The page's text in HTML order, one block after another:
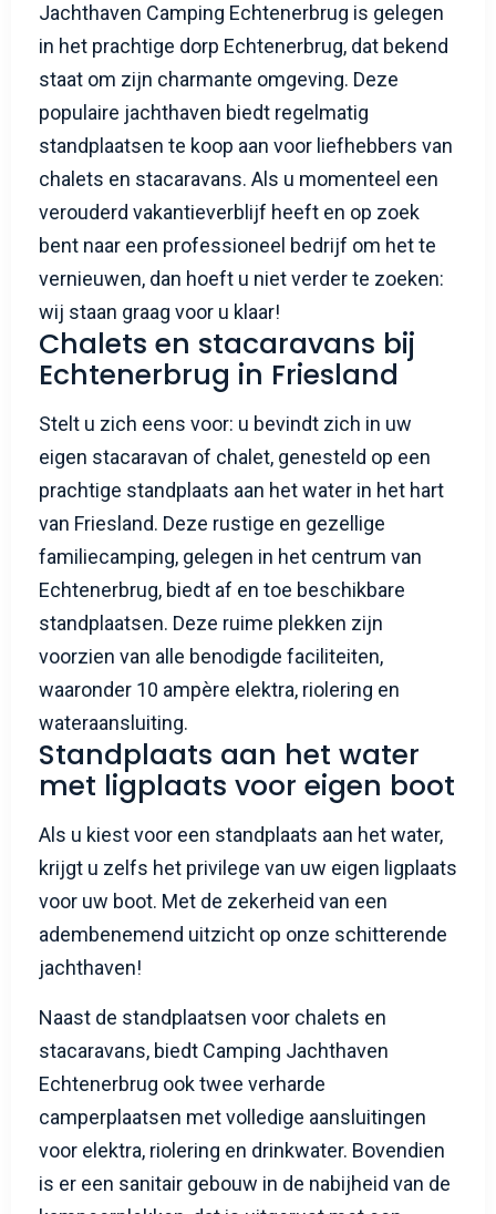
Jachthaven Camping Echtenerbrug is gelegen
in het prachtige dorp Echtenerbrug, dat bekend
staat om zijn charmante omgeving. Deze
populaire jachthaven biedt regelmatig
standplaatsen te koop aan voor liefhebbers van
chalets en stacaravans. Als u momenteel een
verouderd vakantieverblijf heeft en op zoek
bent naar een professioneel bedrijf om het te
vernieuwen, dan hoeft u niet verder te zoeken:
wij staan graag voor u klaar!
Chalets en stacaravans bij
Echtenerbrug in Friesland
Stelt u zich eens voor: u bevindt zich in uw
eigen stacaravan of chalet, genesteld op een
prachtige standplaats aan het water in het hart
van Friesland. Deze rustige en gezellige
familiecamping, gelegen in het centrum van
Echtenerbrug, biedt af en toe beschikbare
standplaatsen. Deze ruime plekken zijn
voorzien van alle benodigde faciliteiten,
waaronder 10 ampère elektra, riolering en
wateraansluiting.
Standplaats aan het water
met ligplaats voor eigen boot
Als u kiest voor een standplaats aan het water,
krijgt u zelfs het privilege van uw eigen ligplaats
voor uw boot. Met de zekerheid van een
adembenemend uitzicht op onze schitterende
jachthaven!
Naast de standplaatsen voor chalets en
stacaravans, biedt Camping Jachthaven
Echtenerbrug ook twee verharde
camperplaatsen met volledige aansluitingen
voor elektra, riolering en drinkwater. Bovendien
is er een sanitair gebouw in de nabijheid van de